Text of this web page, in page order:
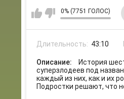
0% (7751 ГОЛОС)
Длительность: 43:10
Описание:
История
суперзлодеев под
каждый из них, как и их
Подростки решают, что